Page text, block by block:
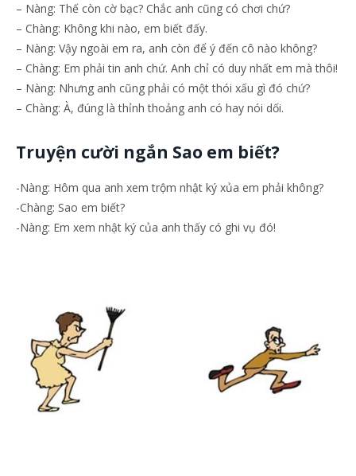
– Nàng: Thế còn cờ bạc? Chắc anh cũng có chơi chứ?
– Chàng: Không khi nào, em biết đấy.
– Nàng: Vậy ngoài em ra, anh còn để ý đến cô nào không?
– Chàng: Em phải tin anh chứ. Anh chỉ có duy nhất em mà thôi!
– Nàng: Nhưng anh cũng phải có một thói xấu gì đó chứ?
– Chàng: À, đúng là thỉnh thoảng anh có hay nói dối.
Truyện cười ngắn Sao em biết?
-Nàng: Hôm qua anh xem trộm nhật ký xủa em phải không?
-Chàng: Sao em biết?
-Nàng: Em xem nhật ký của anh thấy có ghi vụ đó!